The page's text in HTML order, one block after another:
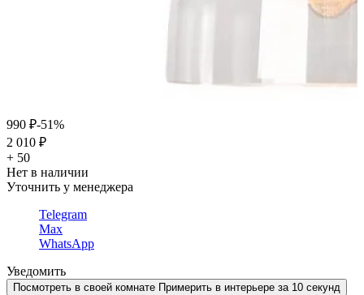
990 ₽-51%
2 010 ₽
+ 50
Нет в наличии
Уточнить у менеджера
Telegram
Max
WhatsApp
Уведомить
Посмотреть в своей комнате Примерить в интерьере за 10 секунд